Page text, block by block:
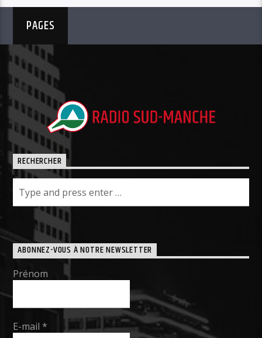
PAGES
RECHERCHER
ABONNEZ-VOUS À NOTRE NEWSLETTER
Prénom
E-mail*